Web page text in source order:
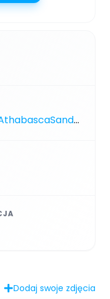
http://tpcs.gov.sk.ca/AthabascaSandDunes
Dodaj swoje zdjęcia